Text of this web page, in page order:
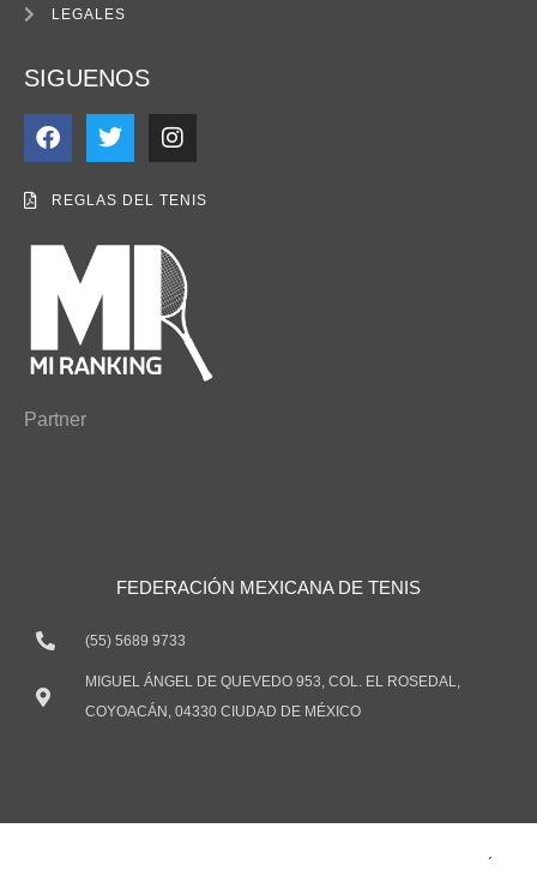
LEGALES
SIGUENOS
REGLAS DEL TENIS
Partner
FEDERACIÓN MEXICANA DE TENIS
(55) 5689 9733
MIGUEL ÁNGEL DE QUEVEDO 953, COL. EL ROSEDAL,
COYOACÁN, 04330 CIUDAD DE MÉXICO